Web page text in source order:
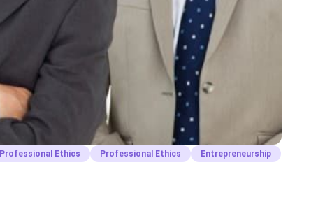
Professional Ethics Professional Ethics
Entrepreneurship